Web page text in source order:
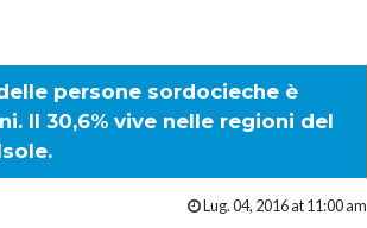
persone sordocieche è
Il 30,6% vive nelle regioni del
Lug. 04, 2016 at 11:00 am